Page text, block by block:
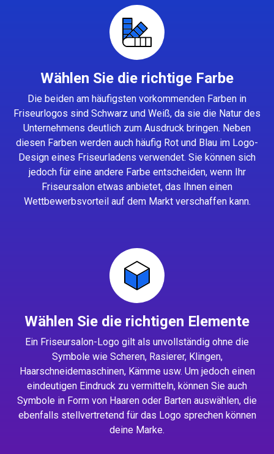
Wählen Sie die richtige Farbe
Die beiden am häufigsten vorkommenden Farben in
Friseurlogos sind Schwarz und Weiß, da sie die Natur des
Unternehmens deutlich zum Ausdruck bringen. Neben
diesen Farben werden auch häufig Rot und Blau im Logo-
Design eines Friseurladens verwendet. Sie können sich
jedoch für eine andere Farbe entscheiden, wenn Ihr
Friseursalon etwas anbietet, das Ihnen einen
Wettbewerbsvorteil auf dem Markt verschaffen kann.
Wählen Sie die richtigen Elemente
Ein Friseursalon-Logo gilt als unvollständig ohne die
Symbole wie Scheren, Rasierer, Klingen,
Haarschneidemaschinen, Kämme usw. Um jedoch einen
eindeutigen Eindruck zu vermitteln, können Sie auch
Symbole in Form von Haaren oder Barten auswählen, die
ebenfalls stellvertretend für das Logo sprechen können
deine Marke.